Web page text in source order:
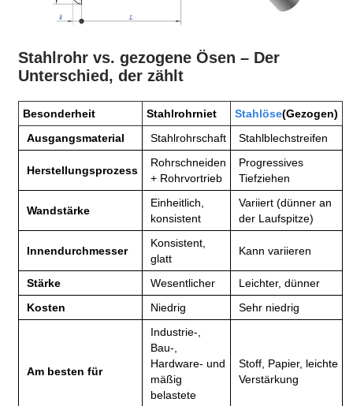
Stahlrohr vs. gezogene Ösen – Der
Unterschied, der zählt
Besonderheit Stahlrohrniet Stahlöse(Gezogen)
Ausgangsmaterial
Stahlrohrschaft Stahlblechstreifen
Herstellungsprozess
Rohrschneiden
+ Rohrvortrieb
Progressives
Tiefziehen
Wandstärke
Einheitlich,
konsistent
Variiert (dünner an
der Laufspitze)
Innendurchmesser
Konsistent,
glatt
Kann variieren
Stärke Wesentlicher
Leichter, dünner
Kosten
Niedrig Sehr niedrig
Am besten für
Industrie-,
Bau-,
Hardware- und
mäßig
belastete
Stoff, Papier, leichte
Verstärkung